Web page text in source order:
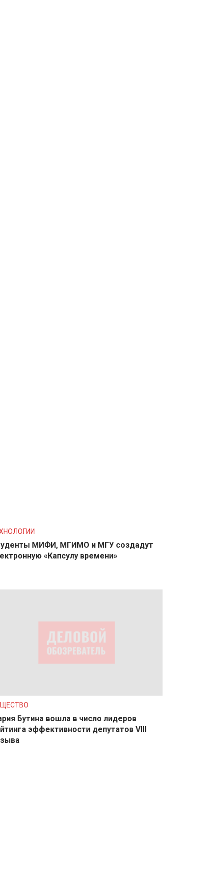
МИФИ, МГИМО и МГУ создадут
«Капсулу времени»
Бутина вошла в число лидеров
эффективности депутатов VIII